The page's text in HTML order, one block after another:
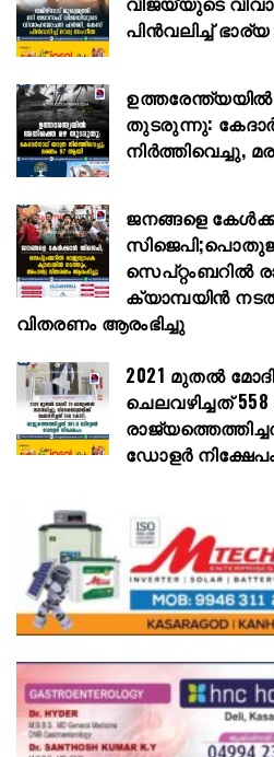
പിൻവലിച്ച്
തുടരുന്നു:
നിർത്തിവെച്ചു,
ജനങ്ങളെ
സെപ്റ്റംബറിൽ
ക്യാമ്പയിൻ
വിതരണം ആരംഭിച്ചു
2021 മുതൽ
ചെലവഴിച്ചത്
ഡോളർ